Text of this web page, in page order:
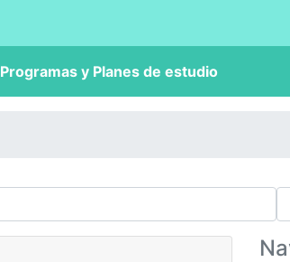
Programas y Planes de estudio